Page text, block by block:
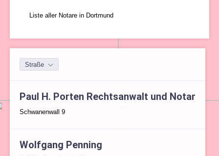
Liste aller Notare in Dortmund
Straße
Paul H. Porten Rechtsanwalt und Notar
Schwanenwall 9
Wolfgang Penning